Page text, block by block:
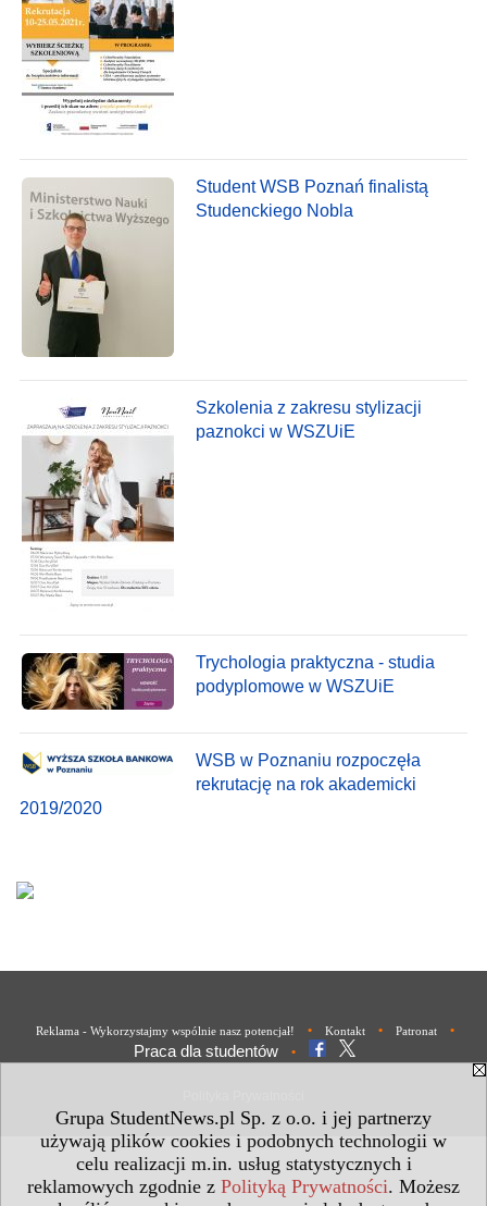
Grupa StudentNews.pl Sp. z o.o. i jej partnerzy
używają plików cookies i podobnych technologii w
celu realizacji m.in. usług statystycznych i
reklamowych zgodnie z Polityką Prywatności. Możesz
Student WSB Poznań finalistą
Studenckiego Nobla
Szkolenia z zakresu stylizacji
paznokci w WSZUiE
Trychologia praktyczna - studia
podyplomowe w WSZUiE
WSB w Poznaniu rozpoczęła
rekrutację na rok akademicki
2019/2020
Reklama - Wykorzystajmy wspólnie nasz potencjał! • Kontakt • Patronat •
Praca dla studentów •